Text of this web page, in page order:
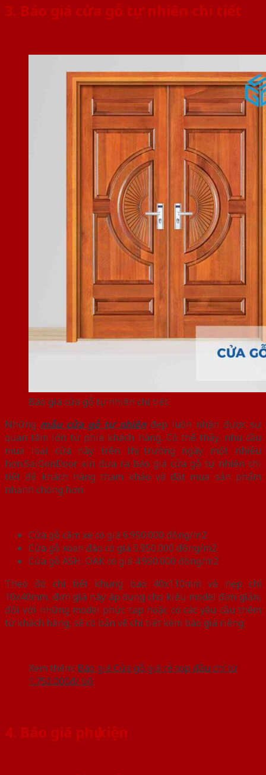
3. Báo giá cửa gỗ tự nhiên chi tiết
Báo giá cửa gỗ tự nhiên chi tiết
Những mẫu cửa gỗ tự nhiênđẹp luôn nhận được sự
quan tâm lớn từ phía khách hàng. Có thể thấy, nhu cầu
mua loại cửa này trên thị trường ngày một nhiều
hơn.SaiGonDoor xin đưa ra báo giá cửa gỗ tự nhiên chi
tiết để khách hàng tham khảo và đặt mua sản phẩm
nhanh chóng hơn.
Cửa gỗ căm xe có giá 6.950.000 đồng/m2
Cửa gỗ xoan đào có giá 5.950.000 đồng/m2
Cửa gỗ ASH, OAK có giá 4.950.000 đồng/m2
Theo đó chi tiết khung bao 40x110mm và nẹp chỉ
10x40mm, đơn giá này áp dụng cho kiểu model đơn giản,
đối với những model phức tạp hoặc có các yêu cầu thêm
từ khách hàng, sẽ có bản vẽ chi tiết kèm báo giá riêng.
Xem thêm: Báo giá Cửa gỗ giá rẻ top đầu chỉ từ
1.750.000đ/ bộ
4. Báo giá phụ kiện